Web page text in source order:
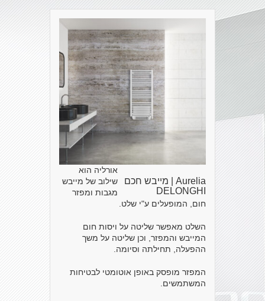
Aurelia | מייבש חכם
DELONGHI
אורליה הוא
שילוב של מייבש
מגבות ומפזר
חום, המופעלים ע"י שלט.
השלט מאפשר שליטה על ויסות חום
המייבש והמפזר, וכן שליטה על משך
ההפעלה, תחילתה וסיומה.
המפזר מופסק באופן אוטומטי לבטיחות
המשתמשים.